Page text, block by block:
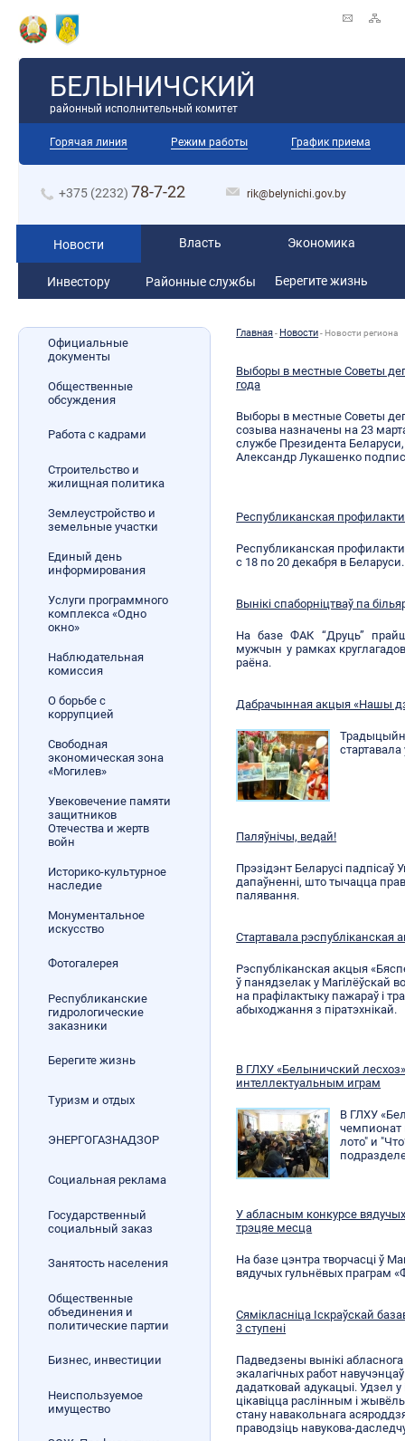
БЕЛЫНИЧСКИЙ
районный исполнительный комитет
Горячая линия Режим работы График приема
+375 (2232) 78-7-22 rik@belynichi.gov.by
Новости Власть Экономика
Инвестору Районные службы Берегите жизнь
Официальные
документы
Общественные
обсуждения
Работа с кадрами
Строительство и
жилищная политика
Землеустройство и
земельные участки
Единый день
информирования
Услуги программного
комплекса «Одно
окно»
Наблюдательная
комиссия
О борьбе с
коррупцией
Свободная
экономическая зона
«Могилев»
Увековечение памяти
защитников
Отечества и жертв
войн
Историко-культурное
наследие
Монументальное
искусство
Фотогалерея
Республиканские
гидрологические
заказники
Берегите жизнь
Туризм и отдых
ЭНЕРГОГАЗНАДЗОР
Социальная реклама
Государственный
социальный заказ
Занятость населения
Общественные
объединения и
политические партии
Бизнес, инвестиции
Неиспользуемое
имущество
Главная- Новости- Новости региона
Выборы в местные Советы
года
Выборы в местные Советы
созыва назначены на 23
службе Президента
Александр Лукашенко
Республиканская
Республиканская
с 18 по 20 декабря в Беларуси.
Вынікі спаборніцтваў па
На базе ФАК “Друць”
мужчын у рамках
раёна.
Дабрачынная акцыя «Нашы
Паляўнічы, ведай!
Прэзідэнт Беларусі падпісаў
дапаўненні, што тычацца
палявання.
Стартавала
Рэспубліканская акцыя
ў панядзелак у Магілёўскай
на прафілактыку пажараў і
абыходжання з піратэхнікай.
В ГЛХУ «Белыничский
интеллектуальным играм
В ГЛХУ
чемпионат
лото" и
У абласным конкурсе
трэцяе месца
На базе цэнтра творчасці ў
вядучых гульнёвых праграм
Сямікласніца Іскраўскай
3 ступені
Падведзены вынікі
экалагічных работ
дадатковай адукацыі. Удзел
цікавіцца раслінным і
стану навакольнага
праводзіць навукова-